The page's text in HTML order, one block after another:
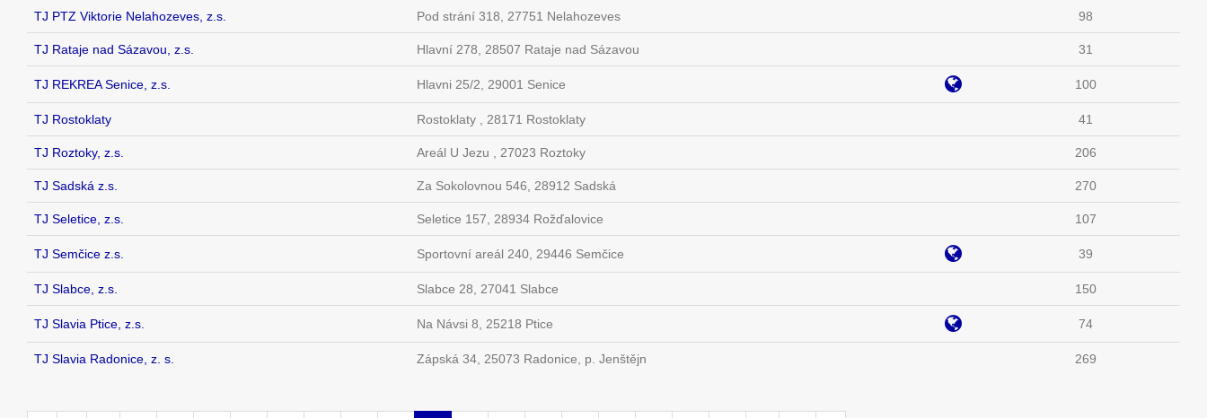
TJ PTZ Viktorie Nelahozeves, z.s. Pod strání 318, 27751 Nelahozeves 98
TJ Rataje nad Sázavou, z.s. Hlavní 278, 28507 Rataje nad Sázavou 31
TJ REKREA Senice, z.s. Hlavni 25/2, 29001 Senice 100
TJ Rostoklaty Rostoklaty , 28171 Rostoklaty 41
TJ Roztoky, z.s. Areál U Jezu , 27023 Roztoky 206
TJ Sadská z.s. Za Sokolovnou 546, 28912 Sadská 270
TJ Seletice, z.s. Seletice 157, 28934 Rožďalovice 107
TJ Semčice z.s. Sportovní areál 240, 29446 Semčice 39
TJ Slabce, z.s. Slabce 28, 27041 Slabce 150
TJ Slavia Ptice, z.s. Na Návsi 8, 25218 Ptice 74
TJ Slavia Radonice, z. s. Zápská 34, 25073 Radonice, p. Jenštějn 269